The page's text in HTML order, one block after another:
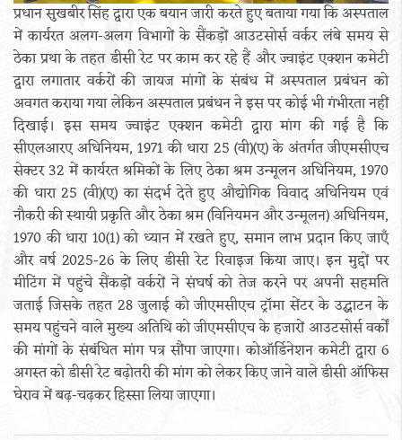
प्रधान सुखबीर सिंह द्वारा एक बयान जारी करते हुए बताया गया कि अस्पताल
में कार्यरत अलग-अलग विभागों के सैंकड़ों आउटसोर्स वर्कर लंबे समय से
ठेका प्रथा के तहत डीसी रेट पर काम कर रहे हैं और ज्वाइंट एक्शन कमेटी
द्वारा लगातार वर्करों की जायज मांगों के संबंध में अस्पताल प्रबंधन को
अवगत कराया गया लेकिन अस्पताल प्रबंधन ने इस पर कोई भी गंभीरता नहीं
दिखाई। इस समय ज्वाइंट एक्शन कमेटी द्वारा मांग की गई है कि
सीएलआरए अधिनियम, 1971 की धारा 25 (वी)(ए) के अंतर्गत जीएमसीएच
सेक्टर 32 में कार्यरत श्रमिकों के लिए ठेका श्रम उन्मूलन अधिनियम, 1970
की धारा 25 (वी)(ए) का संदर्भ देते हुए औद्योगिक विवाद अधिनियम एवं
नौकरी की स्थायी प्रकृति और ठेका श्रम (विनियमन और उन्मूलन) अधिनियम,
1970 की धारा 10(1) को ध्यान में रखते हुए, समान लाभ प्रदान किए जाएँ
और वर्ष 2025-26 के लिए डीसी रेट रिवाइज किया जाए। इन मुद्दों पर
मीटिंग में पहुंचे सैंकड़ों वर्करों ने संघर्ष को तेज करने पर अपनी सहमति
जताई जिसके तहत 28 जुलाई को जीएमसीएच ट्रॉमा सेंटर के उद्घाटन के
समय पहुंचने वाले मुख्य अतिथि को जीएमसीएच के हजारों आउटसोर्स वर्कों
की मांगों के संबंधित मांग पत्र सौंपा जाएगा। कोऑर्डिनेशन कमेटी द्वारा 6
अगस्त को डीसी रेट बढ़ोतरी की मांग को लेकर किए जाने वाले डीसी ऑफिस
घेराव में बढ़-चढ़कर हिस्सा लिया जाएगा।